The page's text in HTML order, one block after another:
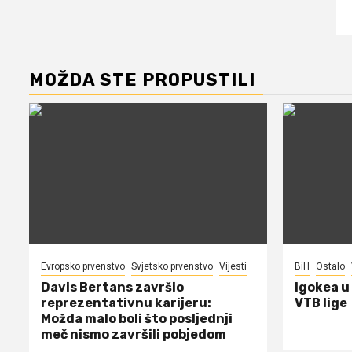
MOŽDA STE PROPUSTILI
Evropsko prvenstvo Svjetsko prvenstvo Vijesti
Davis Bertans završio
reprezentativnu karijeru:
Možda malo boli što posljednji
meč nismo završili pobjedom
BiH Ostalo
Igokea
VTB lige